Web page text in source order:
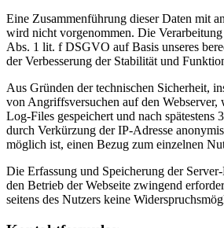
Eine Zusammenführung dieser Daten mit
wird nicht vorgenommen. Die
Abs. 1 lit. f DSGVO auf Basis unseres
der Verbesserung der Stabilität und
Aus Gründen der technischen Sicherheit,
von Angriffsversuchen auf den Webserver,
Log-Files gespeichert und nach spätestens
durch Verkürzung der IP-Adresse
möglich ist, einen Bezug zum einzelnen
Die Erfassung und Speicherung der
den Betrieb der Webseite zwingend
seitens des Nutzers keine